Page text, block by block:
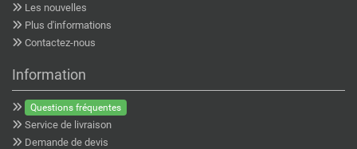
Les nouvelles
Plus d'informations
Contactez-nous
Information
Questions fréquentes
Service de livraison
Demande de devis